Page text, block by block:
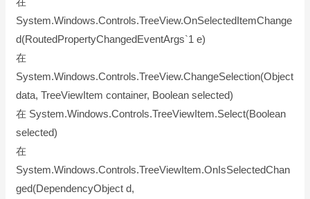
System.Windows.Controls.TreeView.OnSelectedItemChange
d(RoutedPropertyChangedEventArgs`1 e)
在
System.Windows.Controls.TreeView.ChangeSelection(Object
data, TreeViewItem container, Boolean selected)
在 System.Windows.Controls.TreeViewItem.Select(Boolean
selected)
在
System.Windows.Controls.TreeViewItem.OnIsSelectedChan
ged(DependencyObject d,